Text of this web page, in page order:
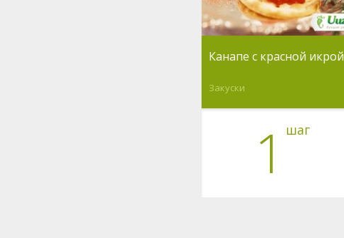
Канапе с красной икрой
Закуски
1 шаг